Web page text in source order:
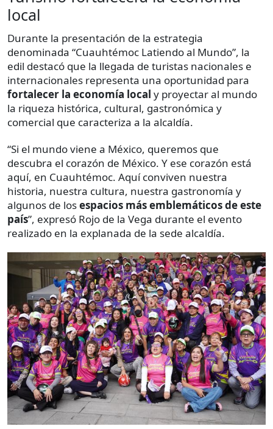
local
Durante la presentación de la estrategia
denominada “Cuauhtémoc Latiendo al Mundo”, la
edil destacó que la llegada de turistas nacionales e
internacionales representa una oportunidad para
fortalecer la economía local y proyectar al mundo
la riqueza histórica, cultural, gastronómica y
comercial que caracteriza a la alcaldía.
“Si el mundo viene a México, queremos que
descubra el corazón de México. Y ese corazón está
aquí, en Cuauhtémoc. Aquí conviven nuestra
historia, nuestra cultura, nuestra gastronomía y
algunos de losespacios más emblemáticos de este
país”, expresó Rojo de la Vega durante el evento
realizado en la explanada de la sede alcaldía.